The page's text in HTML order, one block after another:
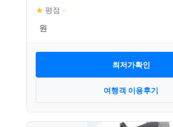
★ 평점 –
최저가확인
여행객 이용후기